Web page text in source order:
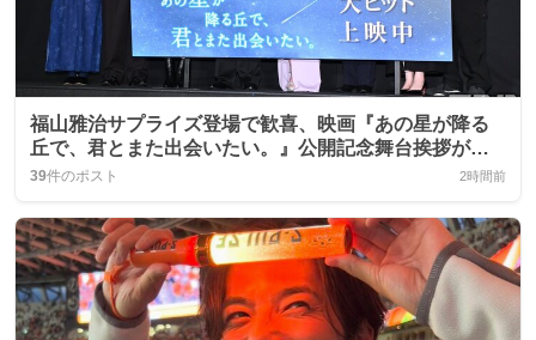
福山雅治サプライズ登場で歓喜、映画『あの星が降る
丘で、君とまた出会いたい。』公開記念舞台挨拶が話
題に
39件のポスト 2時間前